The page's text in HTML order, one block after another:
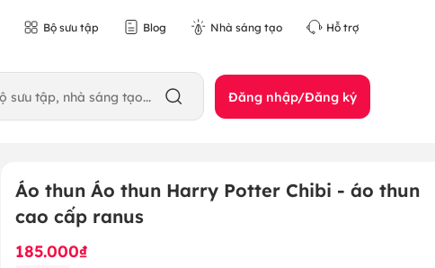
Bộ sưu tập Blog Nhà sáng tạo Hỗ trợ
Đăng nhập/Đăng ký
Áo thun Áo thun Harry Potter Chibi - áo thun
cao cấp ranus
185.000₫